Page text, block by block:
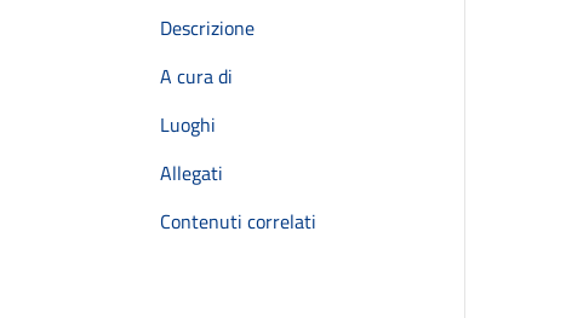
Descrizione
A cura di
Luoghi
Allegati
Contenuti correlati